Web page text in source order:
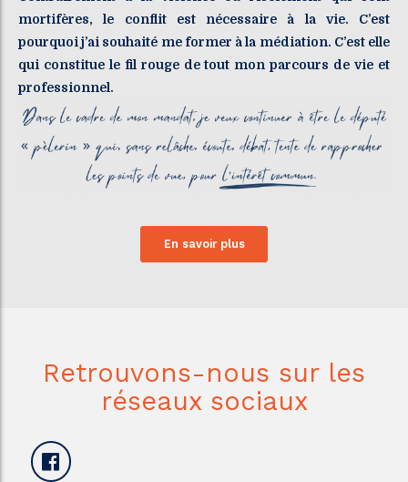
mortifères, le conflit est nécessaire à la vie. C’est
pourquoi j’ai souhaité me former à la médiation. C’est elle
qui constitue le fil rouge de tout mon parcours de vie et
professionnel.
En savoir plus
Retrouvons-nous sur les
réseaux sociaux